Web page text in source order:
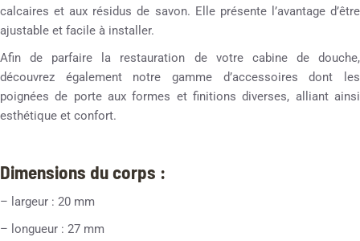
calcaires et aux résidus de savon. Elle présente l’avantage d’être
ajustable et facile à installer.
Afin de parfaire la restauration de votre cabine de douche,
découvrez également notre gamme d’accessoires dont les
poignées de porte aux formes et finitions diverses, alliant ainsi
esthétique et confort.
Dimensions du corps :
– largeur : 20 mm
– longueur : 27 mm